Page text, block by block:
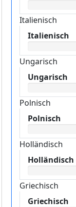
Italienisch
Italienisch
Ungarisch
Ungarisch
Polnisch
Polnisch
Holländisch
Holländisch
Griechisch
Griechisch